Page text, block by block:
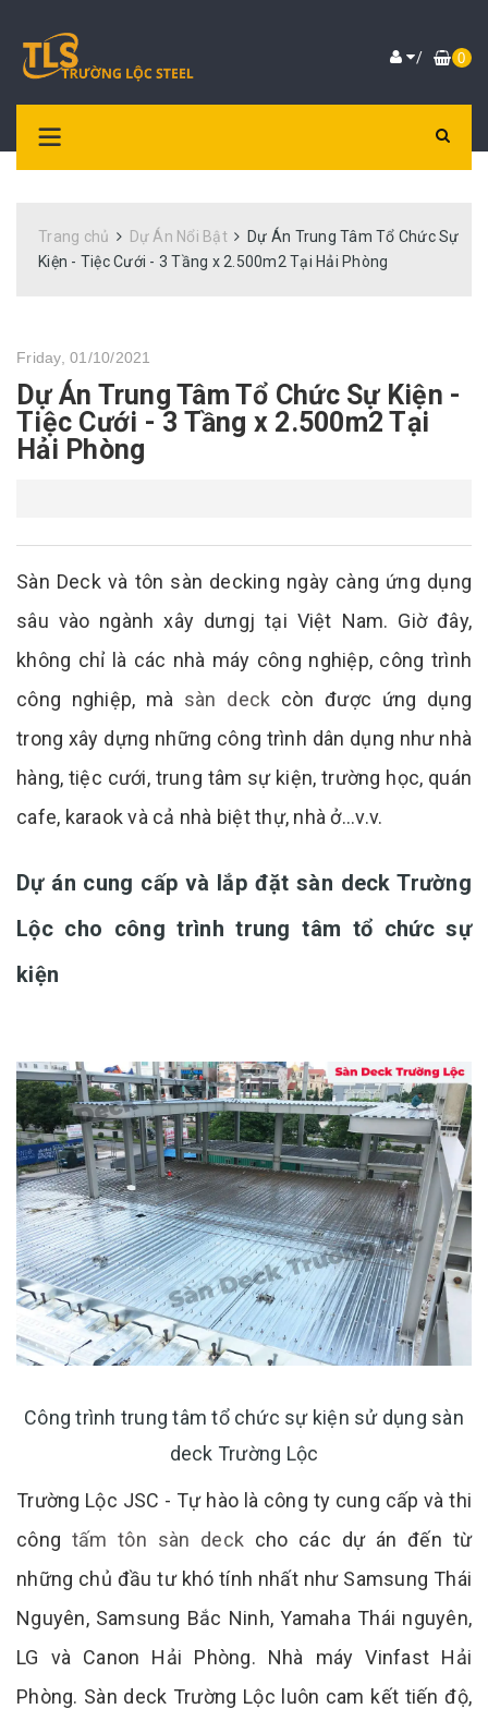
/ 0
Trang chủ Dự Án Nổi Bật
Dự Án Trung Tâm Tổ Chức Sự
Kiện - Tiệc Cưới - 3 Tầng x 2.500m2 Tại Hải Phòng
Friday, 01/10/2021
Dự Án Trung Tâm Tổ Chức Sự Kiện -
Tiệc Cưới - 3 Tầng x 2.500m2 Tại
Hải Phòng
Sàn Deck và tôn sàn decking ngày càng ứng dụng
sâu vào ngành xây dưngj tại Việt Nam. Giờ đây,
không chỉ là các nhà máy công nghiệp, công trình
công nghiệp, mà sàn deck còn được ứng dụng
trong xây dựng những công trình dân dụng như nhà
hàng, tiệc cưới, trung tâm sự kiện, trường học, quán
cafe, karaok và cả nhà biệt thự, nhà ở...v.v.
Dự án cung cấp và lắp đặt sàn deck Trường
Lộc cho công trình trung tâm tổ chức sự
kiện
Công trình trung tâm tổ chức sự kiện sử dụng sàn
deck Trường Lộc
Trường Lộc JSC - Tự hào là công ty cung cấp và thi
công tấm tôn sàn deck cho các dự án đến từ
những chủ đầu tư khó tính nhất như Samsung Thái
Nguyên, Samsung Bắc Ninh, Yamaha Thái nguyên,
LG và Canon Hải Phòng. Nhà máy Vinfast Hải
Phòng. Sàn deck Trường Lộc luôn cam kết tiến độ,